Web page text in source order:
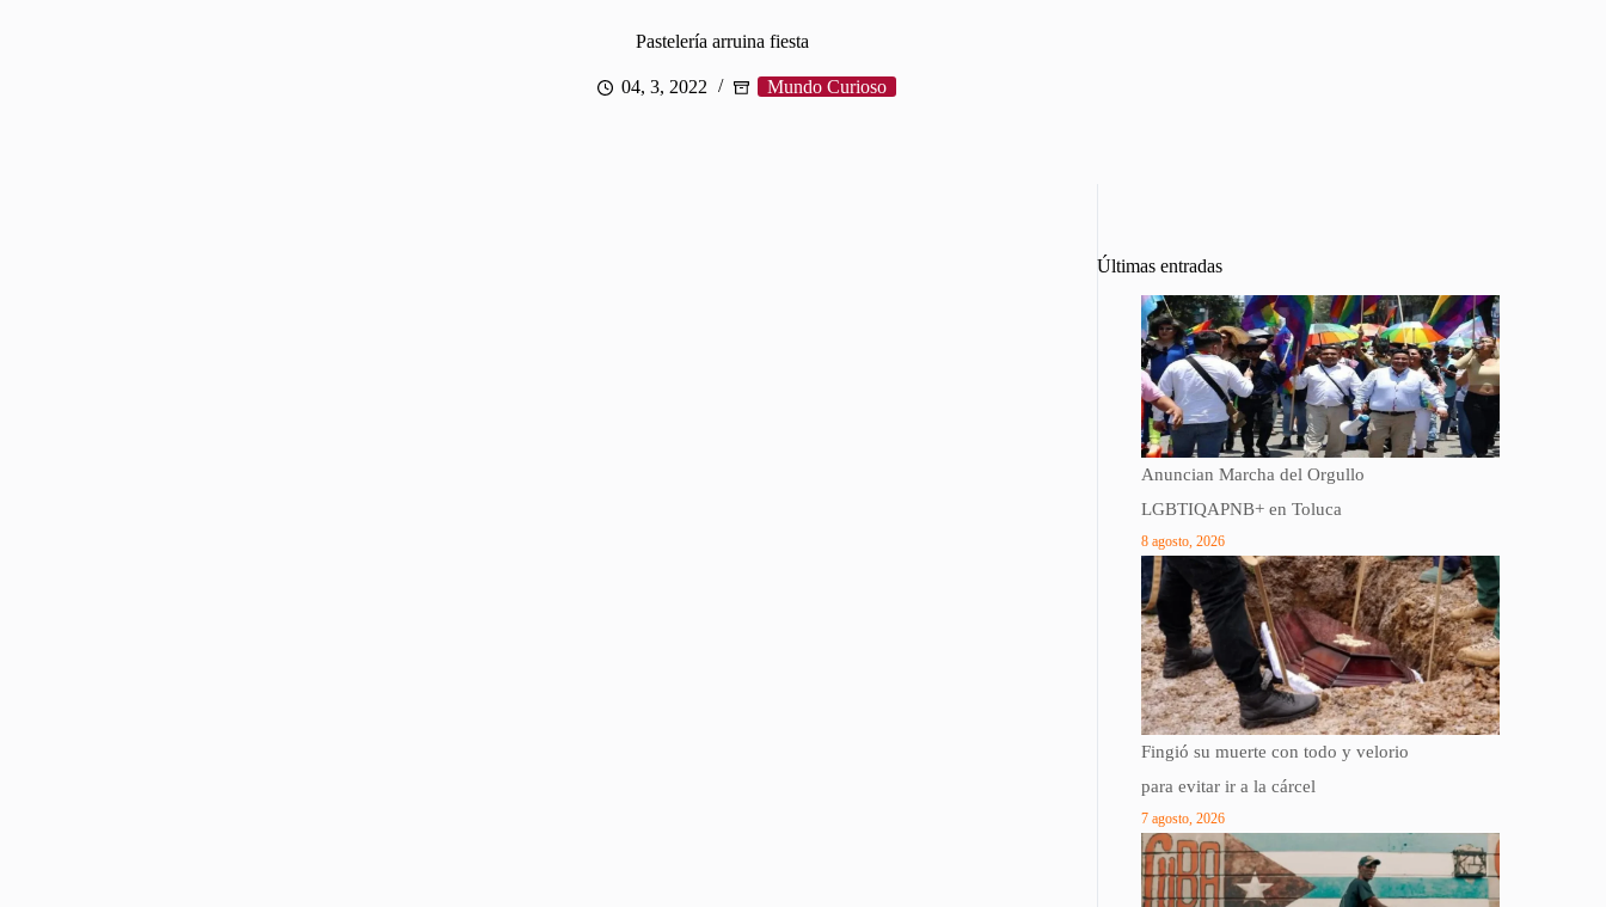
Pastelería arruina fiesta
04, 3, 2022 Mundo Curioso
Últimas entradas
Anuncian Marcha del Orgullo
LGBTIQAPNB+ en Toluca
8 agosto, 2026
Fingió su muerte con todo y velorio
para evitar ir a la cárcel
7 agosto, 2026